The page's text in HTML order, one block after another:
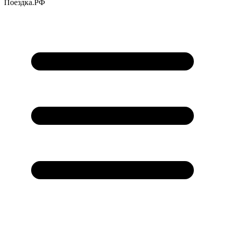
Поездка.РФ